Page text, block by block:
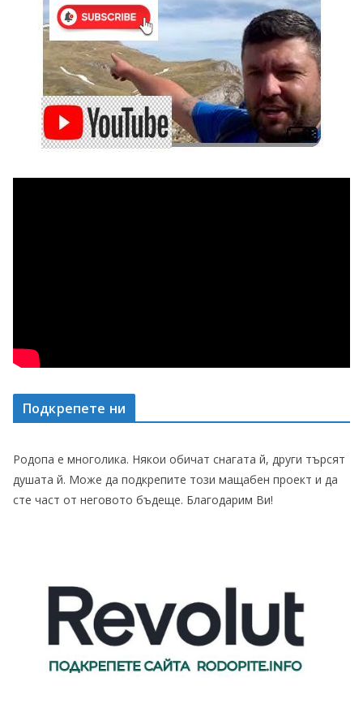
Подкрепете ни
Родопа е многолика. Някои обичат снагата й, други търсят
душата й. Може да подкрепите този мащабен проект и да
сте част от неговото бъдеще. Благодарим Ви!